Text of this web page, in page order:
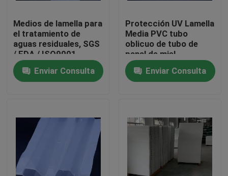
Éntrenos en contacto con
El blog
Medios de filtro MBBR
Bio medios de MBBR
Medios de lamella para
el tratamiento de
aguas residuales, SGS
/ FDA / ISO9001
Enviar Consulta
Protección UV Lamella
Media PVC tubo
oblicuo de tubo de
panal de miel
Enviar Consulta